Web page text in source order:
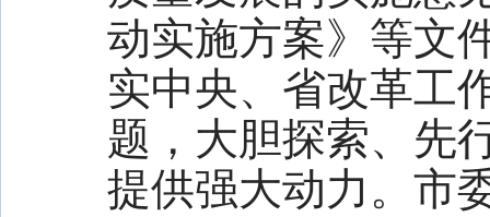
动实施方案》等文
实中央、省改革工
题，大胆探索、先
提供强大动力。市